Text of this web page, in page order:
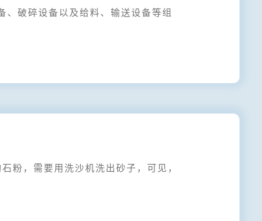
破碎设备以及给料、输送设备等组
，需要用洗沙机洗出砂子，可见，